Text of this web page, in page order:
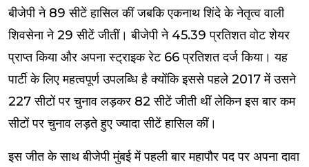
बीजेपी ने 89 सीटें हासिल कीं जबकि एकनाथ शिंदे के नेतृत्व वाली
शिवसेना ने 29 सीटें जीतीं। बीजेपी ने 45.39 प्रतिशत वोट शेयर
प्राप्त किया और अपना स्ट्राइक रेट 66 प्रतिशत दर्ज किया। यह
पार्टी के लिए महत्वपूर्ण उपलब्धि है क्योंकि इससे पहले 2017 में उसने
227 सीटों पर चुनाव लड़कर 82 सीटें जीती थीं लेकिन इस बार कम
सीटों पर चुनाव लड़ते हुए ज्यादा सीटें हासिल कीं।
इस जीत के साथ बीजेपी मुंबई में पहली बार महापौर पद पर अपना दावा